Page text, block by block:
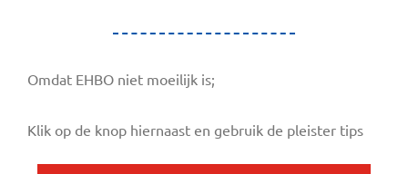
Omdat EHBO niet moeilijk is;
Klik op de knop hiernaast en gebruik de pleister tips